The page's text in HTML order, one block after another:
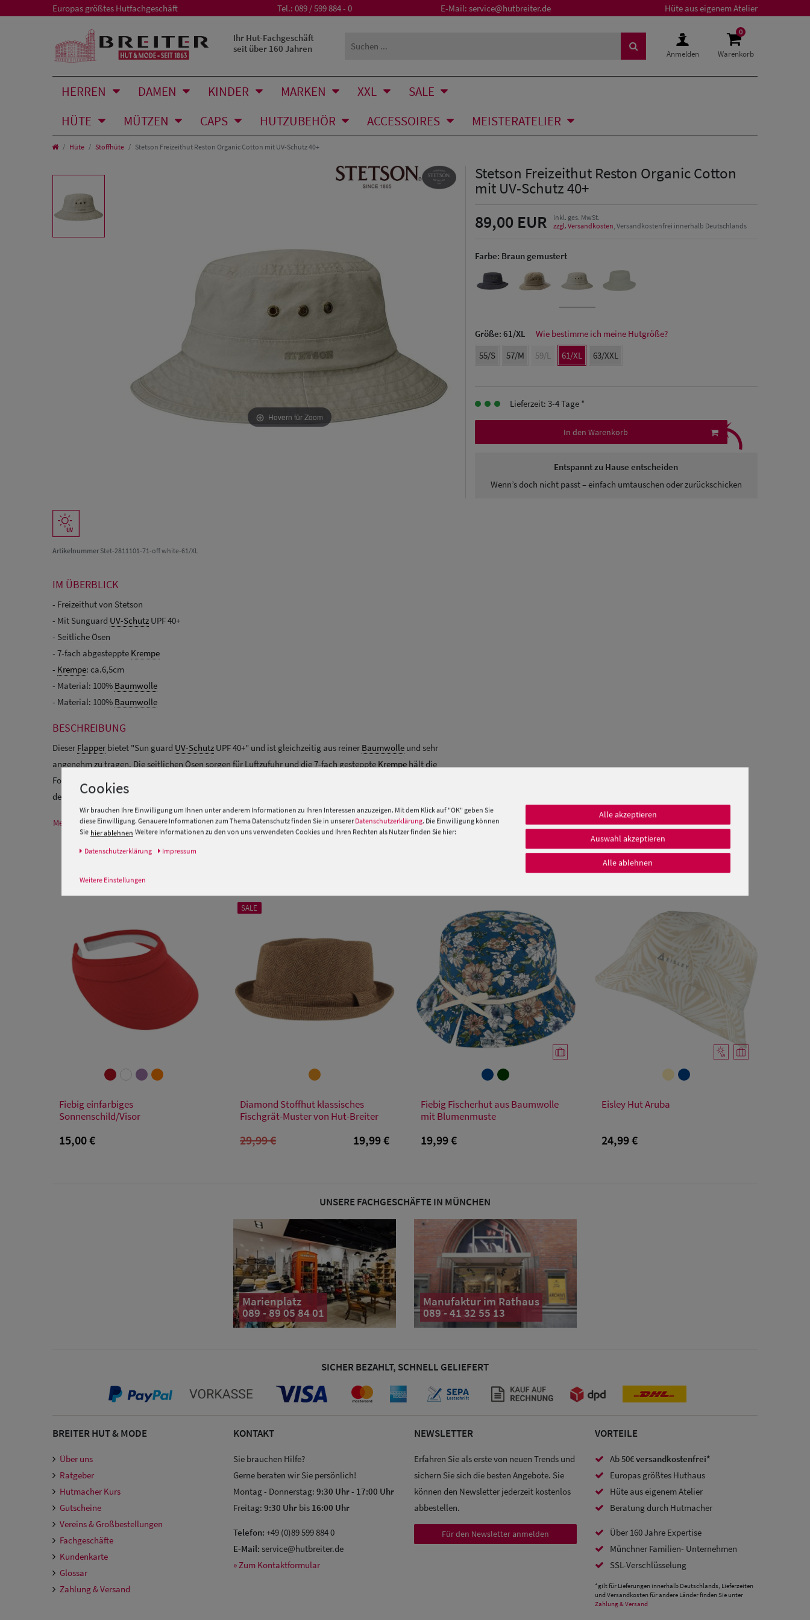
Europas größtes Hutfachgeschäft Tel.: 089 / 599 884 - 0 E-Mail: service@hutbreiter.de Hüte aus eigenem Atelier
Ihr Hut-Fachgeschäft
seit über 160 Jahren
Anmelden
0
Warenkorb
HERREN DAMEN KINDER MARKEN XXL
SALE
HÜTE
MÜTZEN CAPS HUTZUBEHÖR ACCESSOIRES MEISTERATELIER
Hüte Stoffhüte Stetson Freizeithut Reston Organic Cotton mit UV-Schutz 40+
Hovern für Zoom
ArtikelnummerStet-2811101-71-off white-61/XL
Stetson Freizeithut Reston Organic Cotton
mit UV-Schutz 40+
89,00 EUR
inkl. ges. MwSt.
zzgl. Versandkosten, Versandkostenfrei innerhalb Deutschlands
Farbe: Braun gemustert
Größe: 61/XL
Wie bestimme ich meine Hutgröße?
55/S
57/M 59/L 61/XL 63/XXL
Lieferzeit: 3-4 Tage *
In den Warenkorb
Entspannt zu Hause entscheiden
Wenn’s doch nicht passt – einfach umtauschen oder zurückschicken
⤹
IM ÜBERBLICK
- Freizeithut von Stetson
- Mit Sunguard UV-Schutz UPF 40+
- Seitliche Ösen
- 7-fach abgesteppte Krempe
- Krempe: ca.6,5cm
- Material: 100% Baumwolle
- Material: 100% Baumwolle
BESCHREIBUNG
Dieser Flapper bietet "Sun guard UV-Schutz UPF 40+" und ist gleichzeitig aus reiner Baumwolle und sehr
angenehm zu tragen. Die seitlichen Ösen sorgen für Luftzufuhr und die 7-fach gesteppte Krempe hält die
Form. Das Stetson-Logo ist seitlich Ton in Ton eingestickt und betont den wertigen Hut. Praktisch, schön,
dezent, gediegen.
Mehr Informationen zum Hersteller und EU Verantwortlichen »
Einheitsgröße
Fiebig einfarbiges
Sonnenschild/Visor
15,00 €
SALE
M
Diamond Stoffhut klassisches
Fischgrät-Muster von Hut-Breiter
29,99 € 19,99 €
57/M
Fiebig Fischerhut aus Baumwolle
mit Blumenmuste
19,99 €
Eisley Hut Aruba
24,99 €
UNSERE FACHGESCHÄFTE IN MÜNCHEN
Marienplatz
089 - 89 05 84 01
Manufaktur im Rathaus
089 - 41 32 55 13
SICHER BEZAHLT, SCHNELL GELIEFERT
BREITER HUT & MODE
Über uns
Ratgeber
Hutmacher Kurs
Gutscheine
Vereins & Großbestellungen
Fachgeschäfte
Kundenkarte
Glossar
Zahlung & Versand
KONTAKT
Sie brauchen Hilfe?
Gerne beraten wir Sie persönlich!
Montag - Donnerstag: 9:30 Uhr- 17:00 Uhr
Freitag: 9:30 Uhr bis 16:00 Uhr
Telefon: +49 (0)89 599 884 0
E-Mail: service@hutbreiter.de
» Zum Kontaktformular
NEWSLETTER
Erfahren Sie als erste von neuen Trends und
sichern Sie sich die besten Angebote. Sie
können den Newsletter jederzeit kostenlos
abbestellen.
Für den Newsletter anmelden
VORTEILE
Ab 50€versandkostenfrei*
Europas größtes Huthaus
Hüte aus eigenem Atelier
Beratung durch Hutmacher
Über 160 Jahre Expertise
Münchner Familien- Unternehmen
SSL-Verschlüsselung
*gilt für Lieferungen innerhalb Deutschlands, Lieferzeiten
und Versandkosten für andere Länder finden Sie unter
Zahlung & Versand
Cookies
Wir brauchen Ihre Einwilligung um Ihnen unter anderem Informationen zu Ihren Interessen anzuzeigen. Mit dem Klick auf "OK" geben Sie
diese Einwilligung. Genauere Informationen zum Thema Datenschutz finden Sie in unserer Datenschutzerklärung. Die Einwilligung können
Sie hier ablehnen Weitere Informationen zu den von uns verwendeten Cookies und Ihren Rechten als Nutzer finden Sie hier:
Daten­schutz­erklärung Impressum
Weitere Einstellungen
Alle akzeptieren
Auswahl akzeptieren
Alle ablehnen